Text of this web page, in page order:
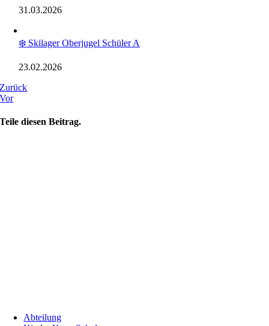
31.03.2026
❄️ Skilager Oberjugel Schüler A
23.02.2026
Zurück
Vor
Teile diesen Beitrag.
Abteilung